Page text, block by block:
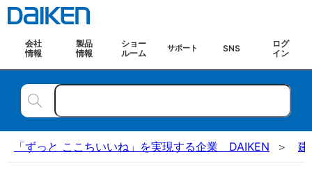
会社
情報
製品
情報
ショー
ルーム
サポート SNS
ログ
イン
「ずっと ここちいいね」を実現する企業 DAIKEN 建